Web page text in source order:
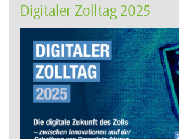
Digitaler Zolltag 2025